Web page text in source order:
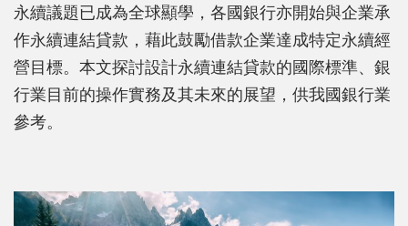
永續議題已成為全球顯學，各國銀行亦開始與企業承
作永續連結貸款，藉此鼓勵借款企業達成特定永續經
營目標。本文探討設計永續連結貸款的國際標準、銀
行業目前的操作實務及其未來的展望，供我國銀行業
參考。